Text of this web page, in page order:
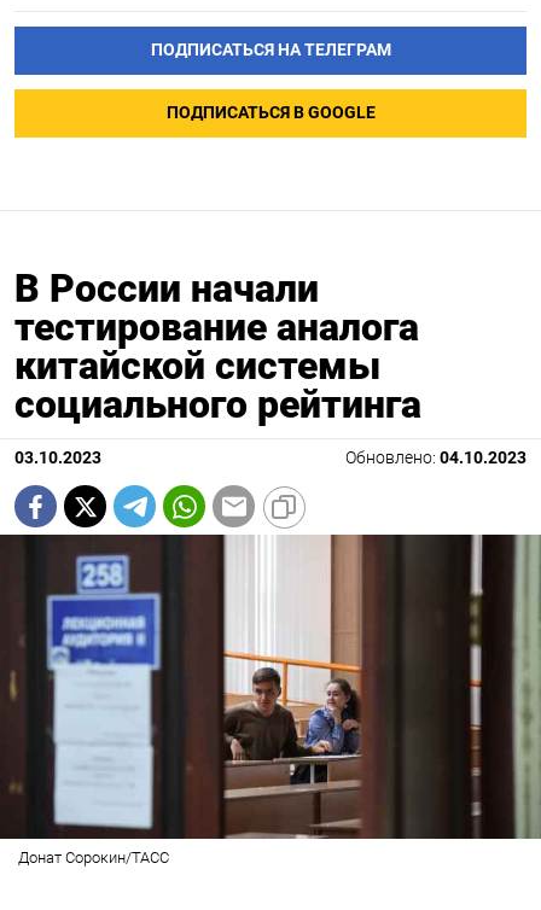
ПОДПИСАТЬСЯ НА ТЕЛЕГРАМ
ПОДПИСАТЬСЯ В GOOGLE
В России начали
тестирование аналога
китайской системы
социального рейтинга
03.10.2023 Обновлено: 04.10.2023
Донат Сорокин/ТАСС